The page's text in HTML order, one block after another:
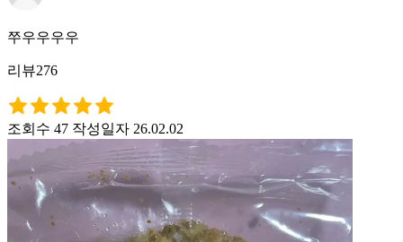
쭈우우우우
리뷰276
조회수 47 작성일자 26.02.02